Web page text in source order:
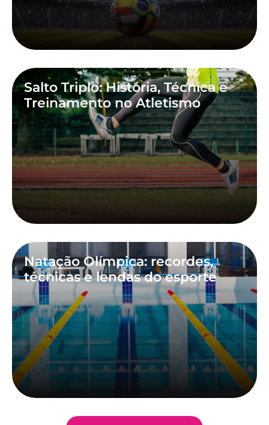
Salto Triplo: História, Técnica e
Treinamento no Atletismo
Natação Olímpica: recordes,
técnicas e lendas do esporte